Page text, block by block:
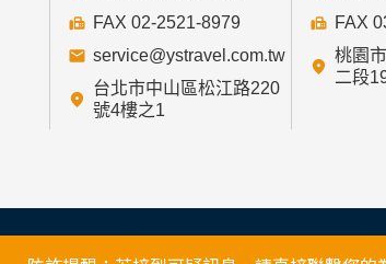
FAX 02-2521-8979
service@ystravel.com.tw
台北市中山區松江路220
號4樓之1
FAX
桃園
二段